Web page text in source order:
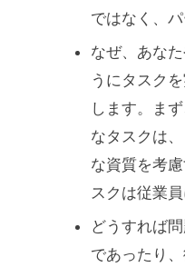
ではなく、
なぜ、あな
うにタスク
します。ま
なタスクは
な資質を考
スクは従業
どうすれば
であったり